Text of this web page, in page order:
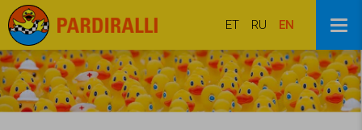
ET RU EN